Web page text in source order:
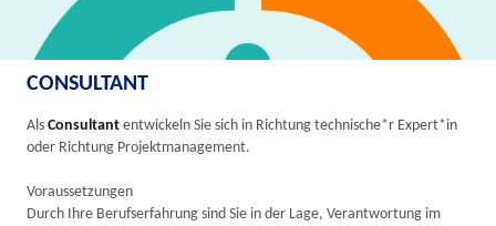
CONSULTANT
Als Consultant entwickeln Sie sich in Richtung technische*r Expert*in
oder Richtung Projektmanagement.
Voraussetzungen
Durch Ihre Berufserfahrung sind Sie in der Lage, Verantwortung im